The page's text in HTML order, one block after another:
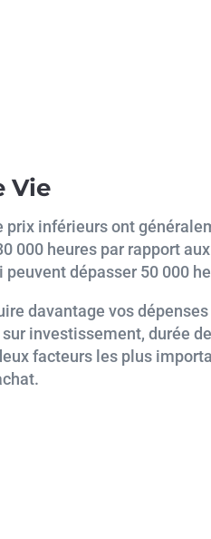
Vie
prix inférieurs ont
000 heures par rapport
dépasser 50 000
davantage vos
investissement, durée
facteurs les plus